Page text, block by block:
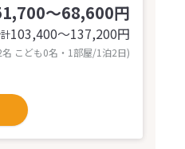
～68,600円
103,400〜137,200円
名 こども0名・1部屋/1泊2日)